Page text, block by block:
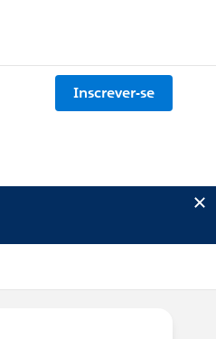
Inscrever-se